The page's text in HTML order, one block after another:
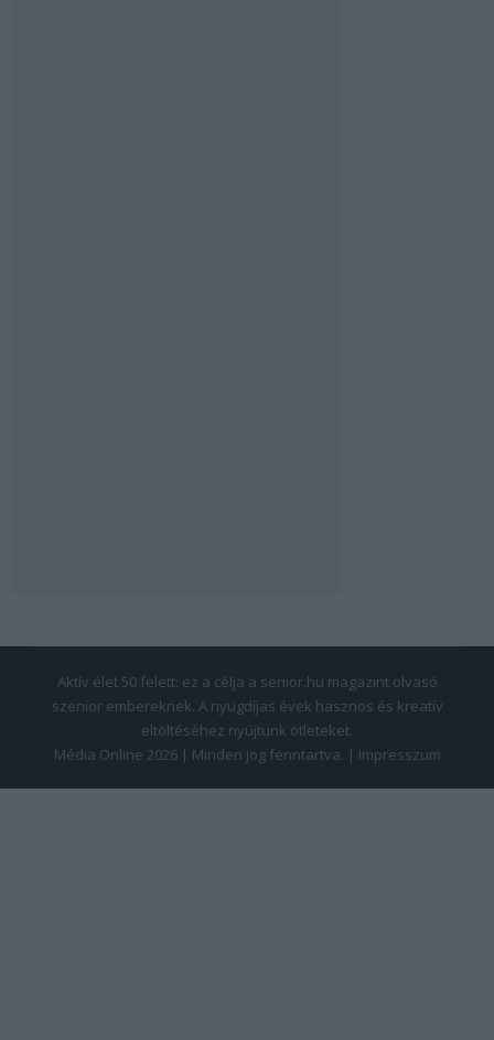
Aktív élet 50 felett: ez a célja a senior.hu magazint olvasó
szenior embereknek. A nyugdíjas évek hasznos és kreatív
eltöltéséhez nyújtunk ötleteket.
Média Online 2026 | Minden jog fenntartva. | Impresszum